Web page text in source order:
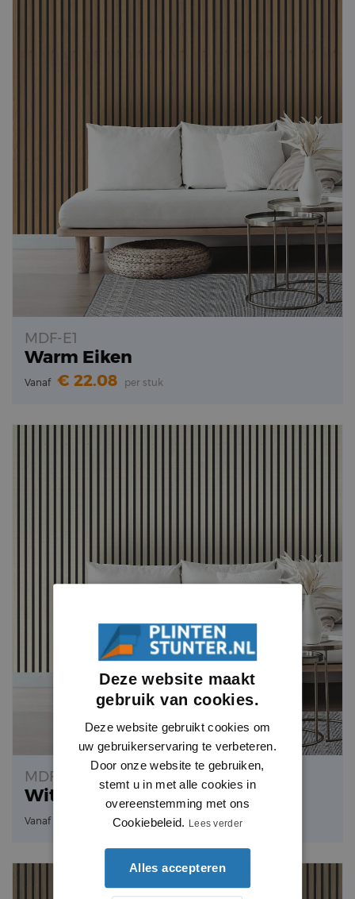
MDF-E1
Warm Eiken
Vanaf 22.08 per stuk
MDF-E1
Wit Eiken
Vanaf 22.08 per stuk
Deze website maakt
gebruik van cookies.
Deze website gebruikt cookies om
uw gebruikerservaring te verbeteren.
Door onze website te gebruiken,
stemt u in met alle cookies in
overeenstemming met ons
Cookiebeleid. Lees verder
Alles accepteren